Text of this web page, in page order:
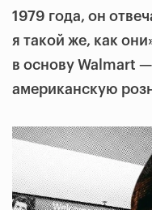
1979 года, он
я такой же, как
в основу Walmart
американскую